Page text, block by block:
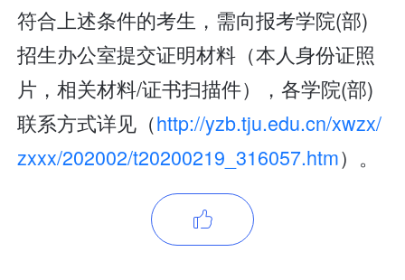
符合上述条件的考生，需向报考学院(部)
招生办公室提交证明材料（本人身份证照
片，相关材料/证书扫描件），各学院(部)
联系方式详见（http://yzb.tju.edu.cn/xwzx/
zxxx/202002/t20200219_316057.htm）。
